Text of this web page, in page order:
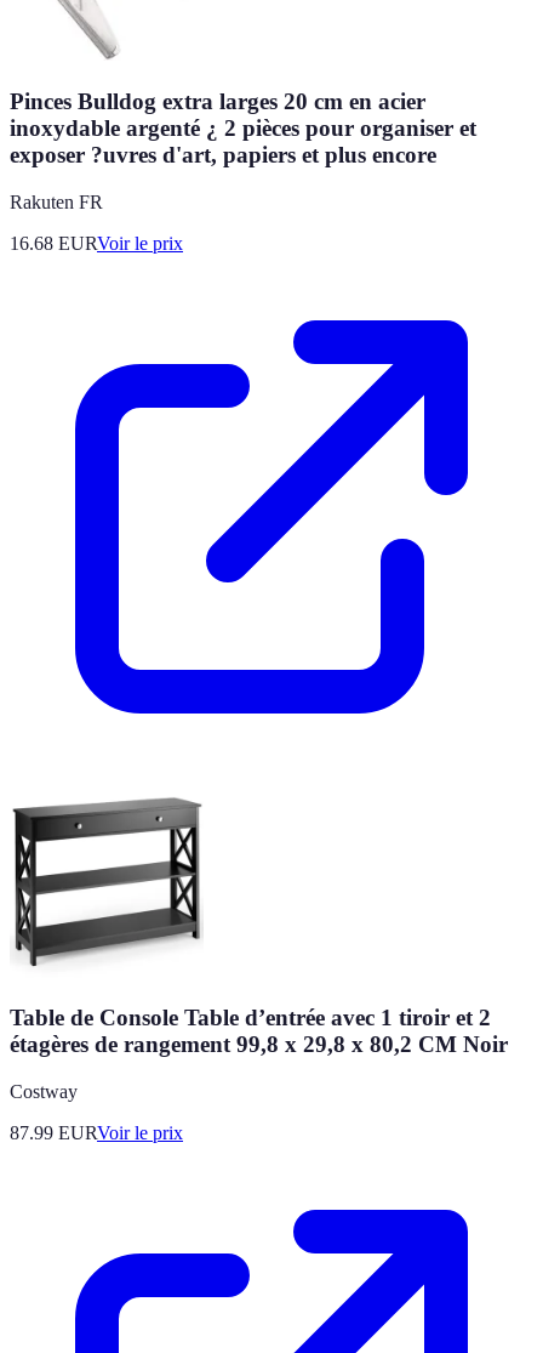
Pinces Bulldog extra larges 20 cm en acier
inoxydable argenté ¿ 2 pièces pour organiser et
exposer ?uvres d'art, papiers et plus encore
Rakuten FR
16.68 EURVoir le prix
Table de Console Table d’entrée avec 1 tiroir et 2
étagères de rangement 99,8 x 29,8 x 80,2 CM Noir
Costway
87.99 EURVoir le prix